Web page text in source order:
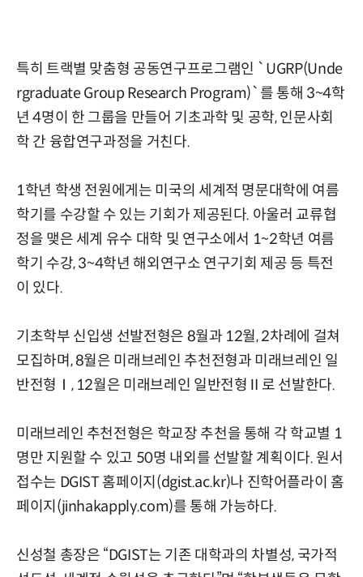
특히 트랙별 맞춤형 공동연구프로그램인 `UGRP(Unde
rgraduate Group Research Program)`를 통해 3~4학
년 4명이 한 그룹을 만들어 기초과학 및 공학, 인문사회
학 간 융합연구과정을 거친다.
1학년 학생 전원에게는 미국의 세계적 명문대학에 여름
학기를 수강할 수 있는 기회가 제공된다. 아울러 교류협
정을 맺은 세계 유수 대학 및 연구소에서 1~2학년 여름
학기 수강, 3~4학년 해외연구소 연구기회 제공 등 특전
이 있다.
기초학부 신입생 선발전형은 8월과 12월, 2차례에 걸쳐
모집하며, 8월은 미래브레인 추천전형과 미래브레인 일
반전형Ⅰ, 12월은 미래브레인 일반전형Ⅱ로 선발한다.
미래브레인 추천전형은 학교장 추천을 통해 각 학교별 1
명만 지원할 수 있고 50명 내외를 선발할 계획이다. 원서
접수는 DGIST 홈페이지(dgist.ac.kr)나 진학어플라이 홈
페이지(jinhakapply.com)를 통해 가능하다.
신성철 총장은 “DGIST는 기존 대학과의 차별성, 국가적